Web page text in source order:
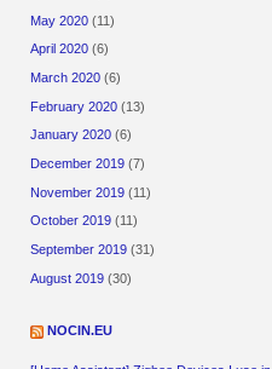
May 2020 (11)
April 2020 (6)
March 2020 (6)
February 2020 (13)
January 2020 (6)
December 2019 (7)
November 2019 (11)
October 2019 (11)
September 2019 (31)
August 2019 (30)
NOCIN.EU